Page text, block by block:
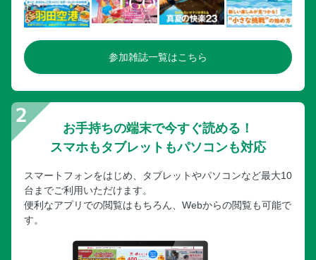
参加雑誌一覧はこちら
お手持ちの端末で今すぐ読める！
スマホもタブレットもパソコンも対応
スマートフォンをはじめ、タブレットやパソコンなど最大10
台までご利用いただけます。
便利なアプリでの閲覧はもちろん、Webからの閲覧も可能で
す。